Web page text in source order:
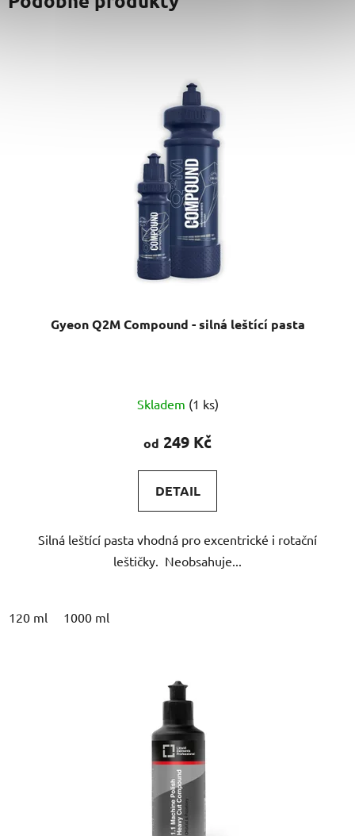
Gyeon Q2M Compound - silná leštící pasta
hodnocení
produktu
4,8
z
hvězdiček.
Skladem (1 ks)
od 249 Kč
DETAIL
Silná leštící pasta vhodná pro excentrické i rotační
leštičky. Neobsahuje...
120 ml 1000 ml